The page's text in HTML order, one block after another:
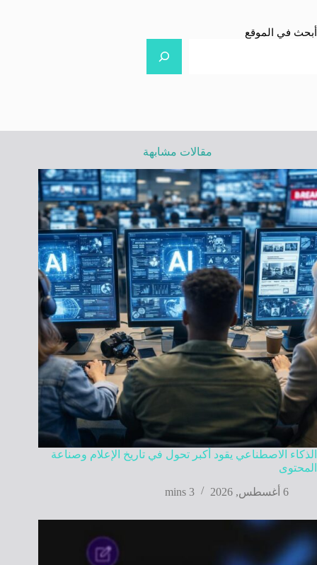
أبحث في الموقع
مقالات مشابهة
الذكاء الاصطناعي يقود أكبر تحول في تاريخ الإعلام وصناعة
المحتوى
6 أغسطس, 2026
3 mins